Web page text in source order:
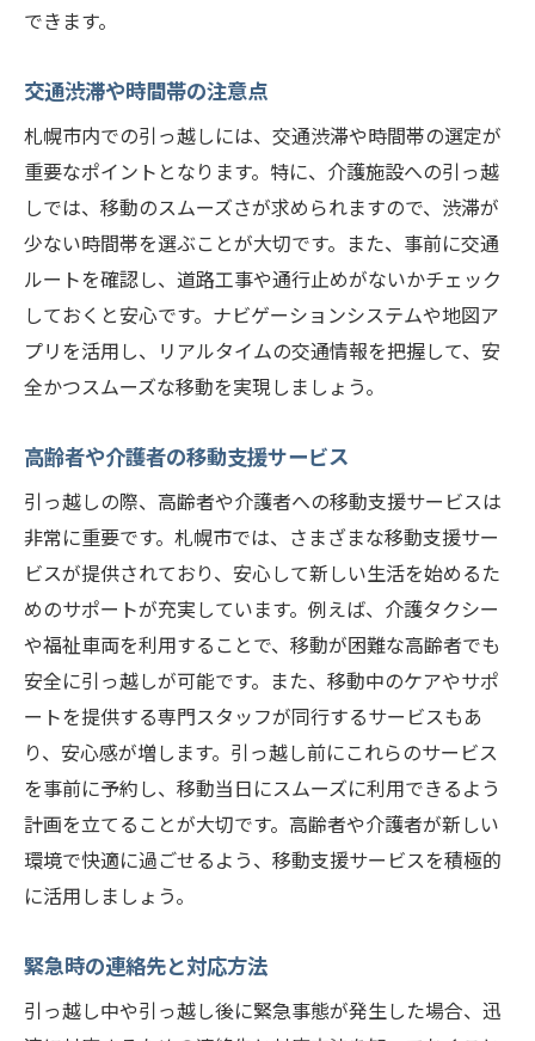
できます。
交通渋滞や時間帯の注意点
札幌市内での引っ越しには、交通渋滞や時間帯の選定が
重要なポイントとなります。特に、介護施設への引っ越
しでは、移動のスムーズさが求められますので、渋滞が
少ない時間帯を選ぶことが大切です。また、事前に交通
ルートを確認し、道路工事や通行止めがないかチェック
しておくと安心です。ナビゲーションシステムや地図ア
プリを活用し、リアルタイムの交通情報を把握して、安
全かつスムーズな移動を実現しましょう。
高齢者や介護者の移動支援サービス
引っ越しの際、高齢者や介護者への移動支援サービスは
非常に重要です。札幌市では、さまざまな移動支援サー
ビスが提供されており、安心して新しい生活を始めるた
めのサポートが充実しています。例えば、介護タクシー
や福祉車両を利用することで、移動が困難な高齢者でも
安全に引っ越しが可能です。また、移動中のケアやサポ
ートを提供する専門スタッフが同行するサービスもあ
り、安心感が増します。引っ越し前にこれらのサービス
を事前に予約し、移動当日にスムーズに利用できるよう
計画を立てることが大切です。高齢者や介護者が新しい
環境で快適に過ごせるよう、移動支援サービスを積極的
に活用しましょう。
緊急時の連絡先と対応方法
引っ越し中や引っ越し後に緊急事態が発生した場合、迅